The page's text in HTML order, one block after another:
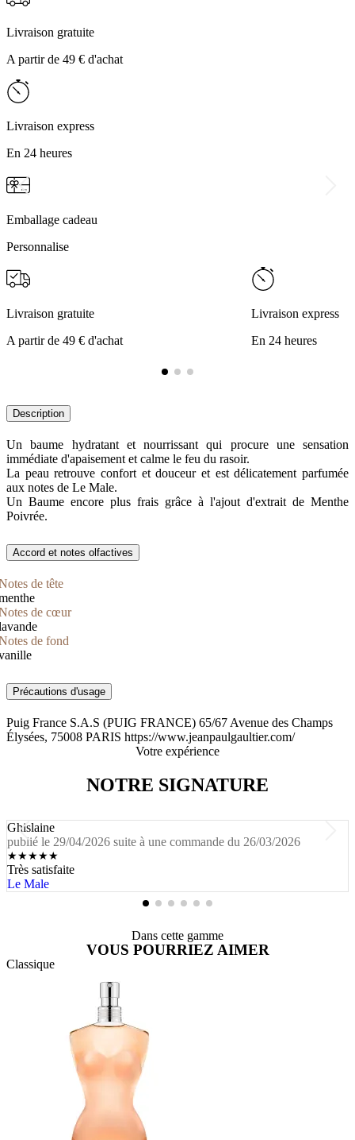
Livraison gratuite
A partir de 49 € d'achat
Livraison express
En 24 heures
Emballage cadeau
Personnalise
Livraison gratuite
A partir de 49 € d'achat
Livraison express
En 24 heures
Description
Un baume hydratant et nourrissant qui procure une sensation
immédiate d'apaisement et calme le feu du rasoir.
La peau retrouve confort et douceur et est délicatement parfumée
aux notes de Le Male.
Un Baume encore plus frais grâce à l'ajout d'extrait de Menthe
Poivrée.
Accord et notes olfactives
de tête
de cœur
de fond
Précautions d'usage
Puig France S.A.S (PUIG FRANCE) 65/67 Avenue des Champs
Élysées, 75008 PARIS https://www.jeanpaulgaultier.com/
Votre expérience
NOTRE SIGNATURE
Ghislaine
publié le 29/04/2026 suite à une commande du 26/03/2026
★★★★★
Très satisfaite
Le Male
Dans cette gamme
VOUS POURRIEZ AIMER
Classique